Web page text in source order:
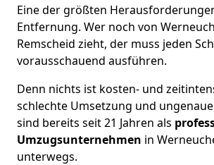
Eine der größten
Entfernung. Wer noch von
Remscheid zieht, der muss jeden
vorausschauend ausführen.
Denn nichts ist kosten- und
schlechte Umsetzung und
sind bereits seit 21 Jahren als
Umzugsunternehmen in
unterwegs.